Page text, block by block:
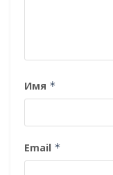
Имя *
Email *